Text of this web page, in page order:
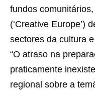
fundos
(‘Creative Europe’)
sectores da cultura
“O atraso na
praticamente
regional sobre a